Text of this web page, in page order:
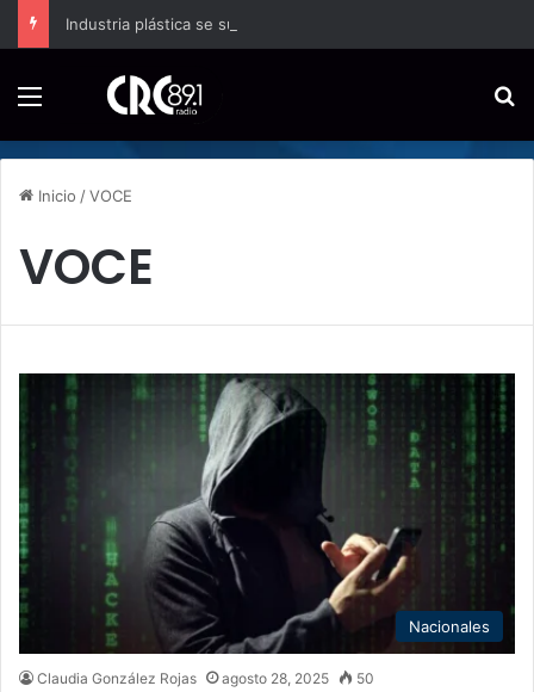
Industria plástica se suma a la economía circular
Inicio /VOCE
VOCE
Nacionales
Claudia González Rojas agosto 28, 2025 50